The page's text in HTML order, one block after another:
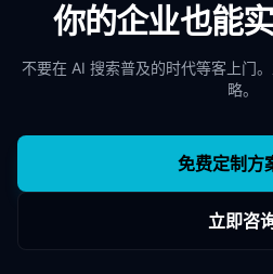
你的企业也能
不要在 AI 搜索普及的时代等客上门
略。
免费定制方
立即咨